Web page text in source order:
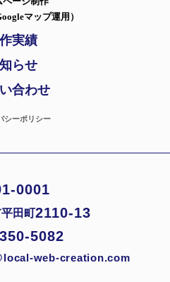
マップ運用）
実績
らせ
合わせ
シーポリシー
0001
田町2110-13
5082
web-creation.com